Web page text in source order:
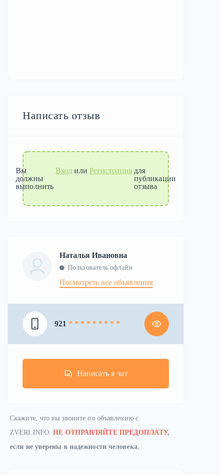
Написать отзыв
Вы
должны
выполнить
Вход или Регистрация для
публикации
отзыва
Наталья Ивановна
Пользователь офлайн
Посмотреть все объявления
921 * * * * * * * * *
Написать в чат
Скажите, что вы звоните по объявлению с
ZVERI.INFO.НЕ ОТПРАВЛЯЙТЕ ПРЕДОПЛАТУ,
если не уверены в надежности человека.